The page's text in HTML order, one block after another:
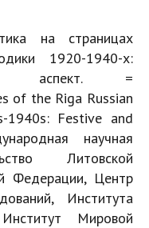
на страницах
1920-1940-х:
аспект. =
of the Riga Russian
Festive and
научная
Литовской
Федерации, Центр
Института
Мировой